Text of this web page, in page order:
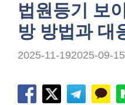
법원등기 보
방 방법과 대
2025-11-192025-09-15